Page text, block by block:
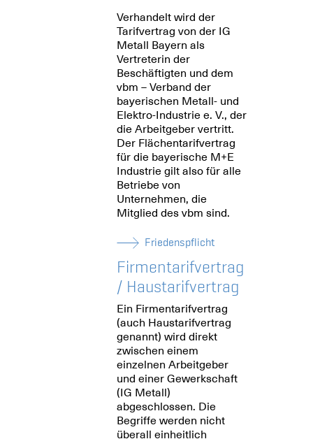
Verhandelt wird der
Tarifvertrag von der IG
Metall Bayern als
Vertreterin der
Beschäftigten und dem
vbm – Verband der
bayerischen Metall- und
Elektro-Industrie e. V., der
die Arbeitgeber vertritt.
Der Flächentarifvertrag
für die bayerische M+E
Industrie gilt also für alle
Betriebe von
Unternehmen, die
Mitglied des vbm sind.
Friedenspflicht
Firmentarifvertrag
/ Haustarifvertrag
Ein Firmentarifvertrag
(auch Haustarifvertrag
genannt) wird direkt
zwischen einem
einzelnen Arbeitgeber
und einer Gewerkschaft
(IG Metall)
abgeschlossen. Die
Begriffe werden nicht
überall einheitlich